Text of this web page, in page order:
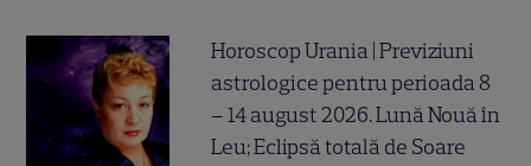
Horoscop Urania | Previziuni
astrologice pentru perioada 8
– 14 august 2026. Lună Nouă în
Leu; Eclipsă totală de Soare